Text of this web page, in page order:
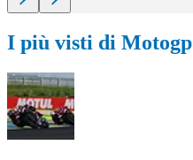
I più visti di Motogp